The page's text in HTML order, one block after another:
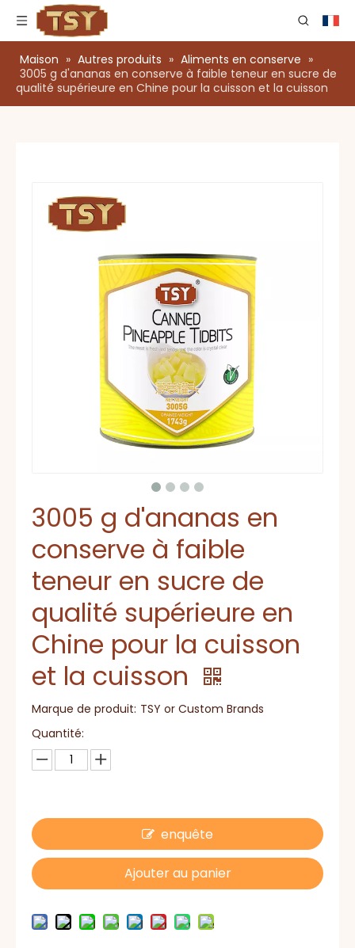
Maison » Autres produits » Aliments en conserve »
3005 g d'ananas en conserve à faible teneur en sucre de
qualité supérieure en Chine pour la cuisson et la cuisson
3005 g d'ananas en
conserve à faible
teneur en sucre de
qualité supérieure en
Chine pour la cuisson
et la cuisson
Marque de produit: TSY or Custom Brands
Quantité:
enquête
Ajouter au panier